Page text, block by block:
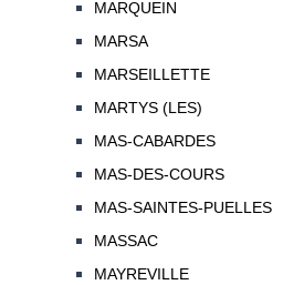
MARQUEIN
MARSA
MARSEILLETTE
MARTYS (LES)
MAS-CABARDES
MAS-DES-COURS
MAS-SAINTES-PUELLES
MASSAC
MAYREVILLE